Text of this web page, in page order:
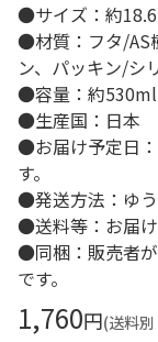
●サイズ：約
●材質：フタ/AS
ン、パッキン/シ
●容量：約530ml
●生産国：日本
●お届け予定日
す。
●発送方法：ゆ
●送料等：お届
●同梱：販売者が
です。
1,760円(送料